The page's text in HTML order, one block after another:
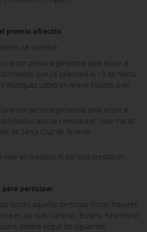
premio ofrecido
se sorteará:
(una por persona ganadora) para asistir al
que se celebrará el 13 de marzo,
Rodríguez López en Anexo Estadio Gran
(una por persona ganadora) para asistir al
que se celebrará el 14de marzo
de Santa Cruz de Tenerife.
valor en metálico ni por otra prestación.
para participar
sorteo aquellas personas físicas mayores
en las islas Canarias, España. Para entrar
deberá seguir las siguientes
cookies from the "Cookies policy" section at
You can also check our